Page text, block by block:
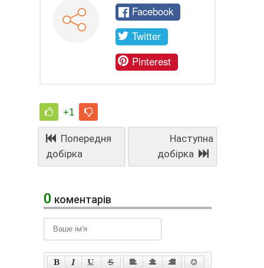
Facebook
Twitter
Pinterest
+1
Попередня
добірка
Наступна
добірка
0 коментарів